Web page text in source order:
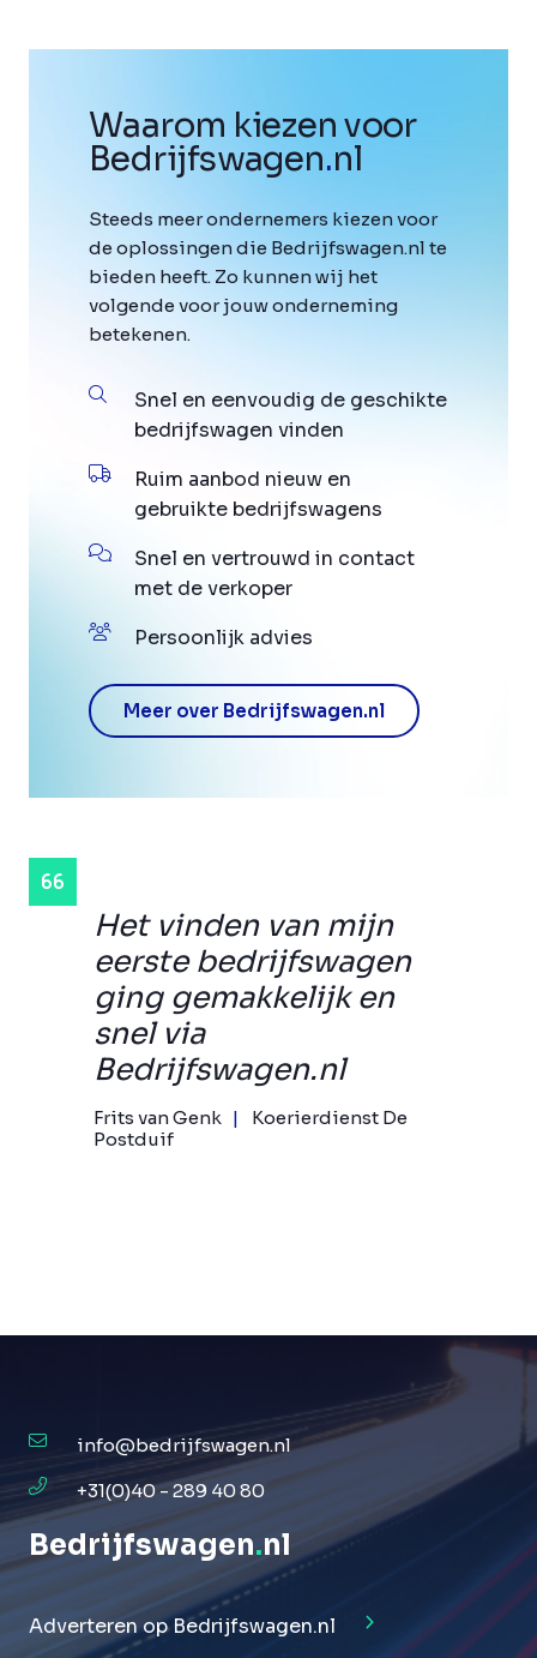
Het vinden van mijn
eerste bedrijfswagen
ging gemakkelijk en
snel via
Bedrijfswagen.nl
Frits van Genk
Koerierdienst De
Postduif
Waarom kiezen voor
Bedrijfswagen.nl
Steeds meer ondernemers kiezen voor
de oplossingen die Bedrijfswagen.nl te
bieden heeft. Zo kunnen wij het
volgende voor jouw onderneming
betekenen.
Snel en eenvoudig de geschikte
bedrijfswagen vinden
Ruim aanbod nieuw en
gebruikte bedrijfswagens
Snel en vertrouwd in contact
met de verkoper
Persoonlijk advies
Meer over Bedrijfswagen.nl
info@bedrijfswagen.nl
+31(0)40 - 289 40 80
Bedrijfswagen.nl
Adverteren op Bedrijfswagen.nl